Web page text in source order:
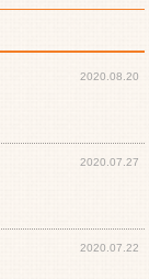
2020.08.20
2020.07.27
2020.07.22